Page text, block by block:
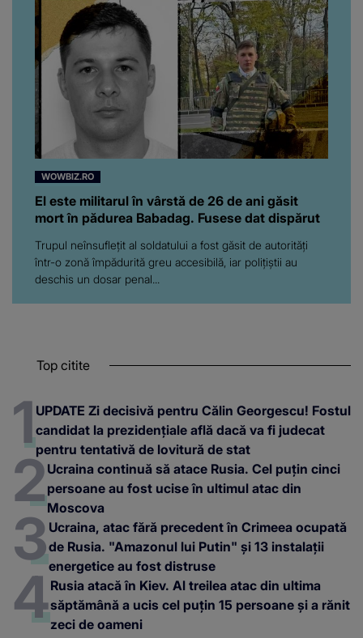
WOWBIZ.RO
El este militarul în vârstă de 26 de ani găsit
mort în pădurea Babadag. Fusese dat dispărut
Trupul neînsuflețit al soldatului a fost găsit de autorități
într-o zonă împădurită greu accesibilă, iar polițiștii au
deschis un dosar penal...
Top citite
UPDATE Zi decisivă pentru Călin Georgescu! Fostul
candidat la prezidențiale află dacă va fi judecat
pentru tentativă de lovitură de stat
Ucraina continuă să atace Rusia. Cel puțin cinci
persoane au fost ucise în ultimul atac din
Moscova
Ucraina, atac fără precedent în Crimeea ocupată
de Rusia. "Amazonul lui Putin" și 13 instalații
energetice au fost distruse
Rusia atacă în Kiev. Al treilea atac din ultima
săptămână a ucis cel puțin 15 persoane și a rănit
zeci de oameni